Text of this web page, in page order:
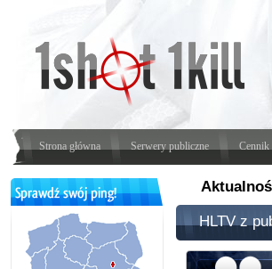
Strona główna Serwery publiczne Cennik
HLTV z